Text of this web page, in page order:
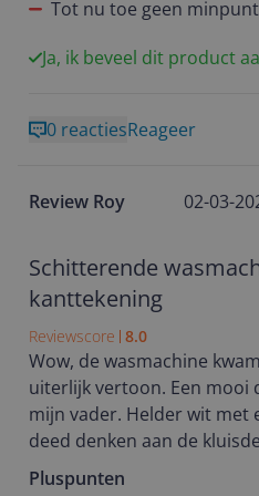
aantal stukken wasgoed uit
kleine kinderen heb je een
Het is voor een aantal
niets, maar voorwas is
programma 'fijne was'. De
langer gekozen hebben.
vlekken blijven gewoon
voorweken is dan geen
gewichtsbepaling. Dit is
stoeien.
1400 toeren voor
dan wel weer meer
Tot nu toe geen
Ja, ik beveel dit product
0 reactiesReageer
Review Roy 02-03-
Schitterende
kanttekening
Reviewscore 8.0
Wow, de wasmachine
uiterlijk vertoon. Een mooi
mijn vader. Helder wit met
deed denken aan de
de Papel. De knoppen zijn groot en het display is
Pluspunten